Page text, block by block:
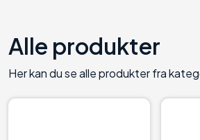
Alle produkter
Her kan du se alle produkter fra